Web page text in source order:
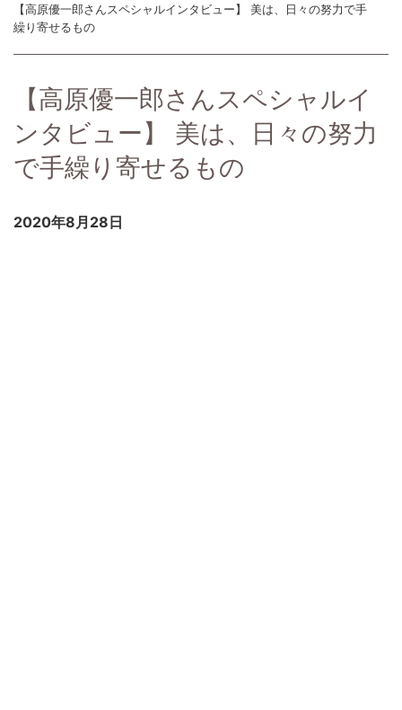
【高原優一郎さんスペシャルインタビュー】 美は、日々の努力で手
繰り寄せるもの
【高原優一郎さんスペシャルイ
ンタビュー】 美は、日々の努力
で手繰り寄せるもの
2020年8月28日